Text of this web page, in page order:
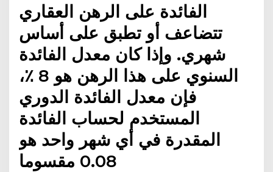
الفائدة على الرهن العقاري
تتضاعف أو تطبق على أساس
شهري. وإذا كان معدل الفائدة
السنوي على هذا الرهن هو 8 ٪،
فإن معدل الفائدة الدوري
المستخدم لحساب الفائدة
المقدرة في أي شهر واحد هو
0.08 مقسوما